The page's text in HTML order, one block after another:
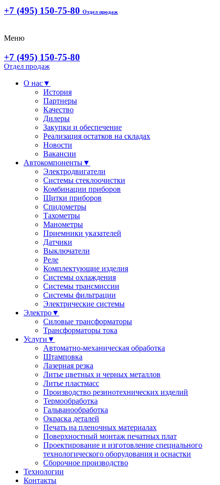
+7 (495) 150-75-80 Отдел продаж
Меню
+7 (495) 150-75-80
Отдел продаж
О нас▼
История
Партнеры
Качество
Дилеры
Закупки и обеспечение
Реализация остатков на складах
Новости
Вакансии
Автокомпоненты▼
Электродвигатели
Системы стеклоочистки
Комбинации приборов
Щитки приборов
Спидометры
Тахометры
Манометры
Приемники указателей
Датчики
Выключатели
Реле
Комплектующие изделия
Системы охлаждения
Системы трансмиссии
Системы фильтрации
Электрические системы
Электро▼
Силовые трансформаторы
Трансформаторы тока
Услуги ▼
Автоматно-механическая обработка
Штамповка
Лазерная резка
Литье цветных и черных металлов
Литье пластмасс
Производство резинотехнических изделий
Термообработка
Гальванообработка
Окраска деталей
Печать на пленочных материалах
Поверхностный монтаж печатных плат
Проектирование и изготовление специального
технологического оборудования и оснастки
Сборочное производство
Технологии
Контакты